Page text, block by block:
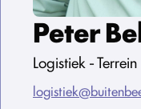
Peter
Logistiek - Terrein